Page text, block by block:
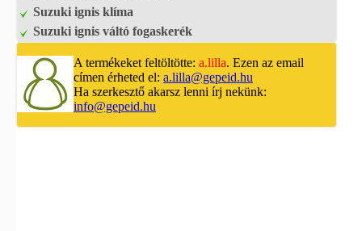
Suzuki ignis klíma
Suzuki ignis váltó fogaskerék
A termékeket feltöltötte: a.lilla. Ezen az email
címen érheted el: a.lilla@gepeid.hu
Ha szerkesztő akarsz lenni írj nekünk:
info@gepeid.hu